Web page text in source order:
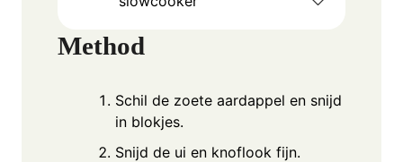
Method
Schil de zoete aardappel en snijd
in blokjes.
Snijd de ui en knoflook fijn.